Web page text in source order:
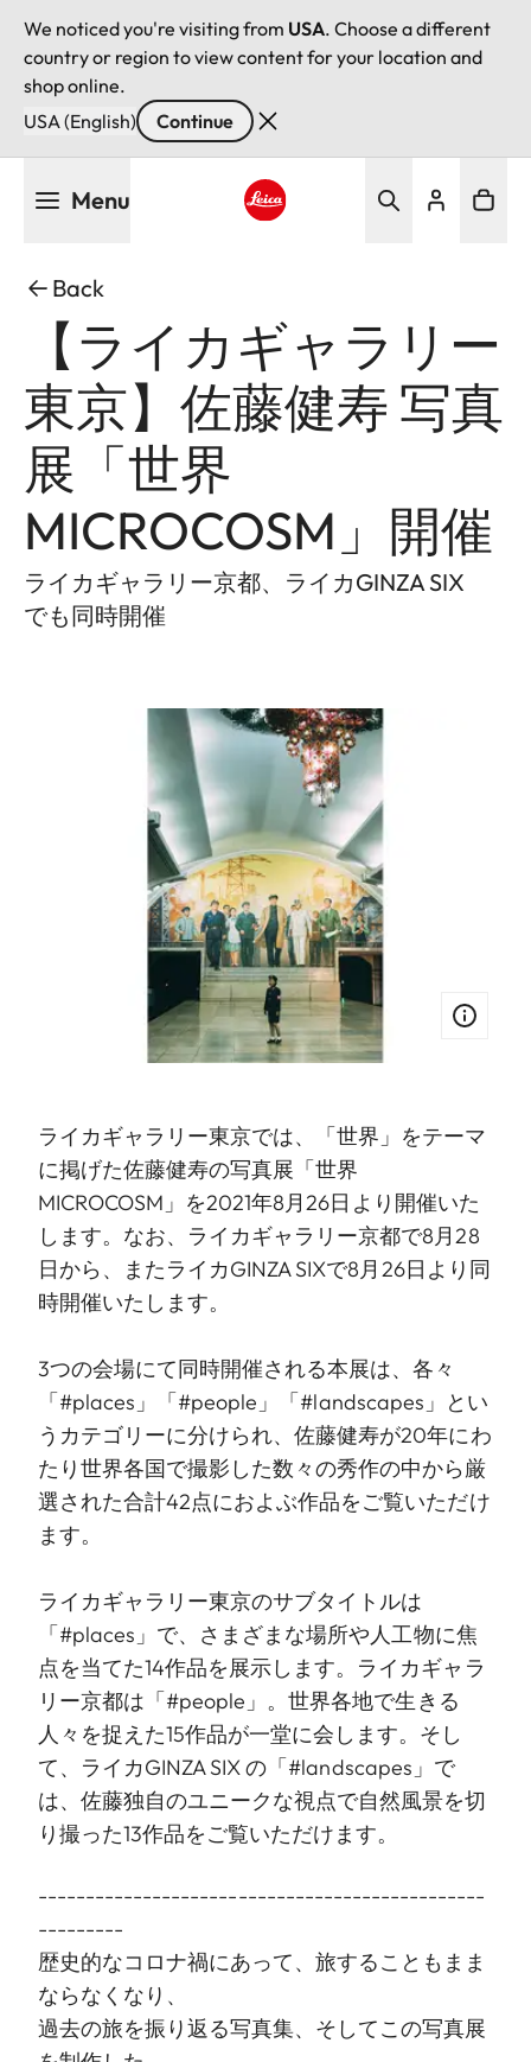
We noticed you're visiting from USA. Choose a different
country or region to view content for your location and
shop online.
USA (English)
Continue
Menu
Back
【ライカギャラリー
東京】佐藤健寿 写真
展「世界
MICROCOSM」開催
ライカギャラリー京都、ライカGINZA SIX
でも同時開催
ライカギャラリー東京では、「世界」をテーマ
に掲げた佐藤健寿の写真展「世界
MICROCOSM」を2021年8月26日より開催いた
します。なお、ライカギャラリー京都で8月28
日から、またライカGINZA SIXで8月26日より同
時開催いたします。
3つの会場にて同時開催される本展は、各々
「#places」「#people」「#landscapes」とい
うカテゴリーに分けられ、佐藤健寿が20年にわ
たり世界各国で撮影した数々の秀作の中から厳
選された合計42点におよぶ作品をご覧いただけ
ます。
ライカギャラリー東京のサブタイトルは
「#places」で、さまざまな場所や人工物に焦
点を当てた14作品を展示します。ライカギャラ
リー京都は「#people」。世界各地で生きる
人々を捉えた15作品が一堂に会します。そし
て、ライカGINZA SIX の「#landscapes」で
は、佐藤独自のユニークな視点で自然風景を切
り撮った13作品をご覧いただけます。
-----------------------------------------------
---------
歴史的なコロナ禍にあって、旅することもまま
ならなくなり、
過去の旅を振り返る写真集、そしてこの写真展